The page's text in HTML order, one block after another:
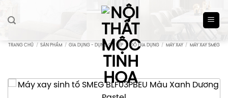
TRANG CHỦ / SẢN PHẨM / GIA DỤNG - DỤNG CỤ BẾP / ĐỒ GIA DỤNG / MÁY XAY / MÁY XAY SMEG